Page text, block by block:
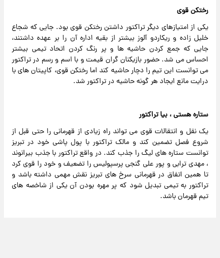
رختکن قوی
یکی از امتیازهای دیگر تراکتور داشتن رختکن قوی بود. جایی که شجاع
خلیل زاده و ریکاردو آلوز بیشتر از بقیه اداره آن را بر عهده داشتند،
جایی که جمع کردن حاشیه ها و پر رنگ کردن اتحاد تیمی بیشتر
احساس می شد. حضور بازیکنان گران قیمت و با اسم و رسم در تراکتور
می توانست این تیم را دچار حاشیه کند اما رختکن قوی، کاپیتان های با
درایت مانع ایجاد هر گونه حاشیه در تراکتور شد.
ستاره هستی ، بیا تراکتور
یک نقل و انتقالات قوی می تواند راه زیادی از قهرمانی را حتی قبل از
شروع فصل تضمین کند و مالک تراکتور با پول پاشی خود در تبریز
توانست ستاره های لیگ را جذب کند. در واقع تراکتور با جذب بیرانوند
، مهدی ترابی و پور علی گنجی پرسپولیس را تضعیف و خود را قوی کرد
تا همین اتفاق در قهرمانی سرخ های تبریز نقش مهمی داشته باشد و
تراکتور به تیمی تبدیل شود که پر مهره بودن آن یکی از شاخصه های
تیم قهرمان باشد.